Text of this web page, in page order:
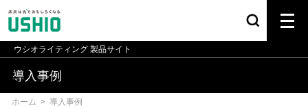
ウシオライティング 製品サイト
導入事例
ホーム > 導入事例